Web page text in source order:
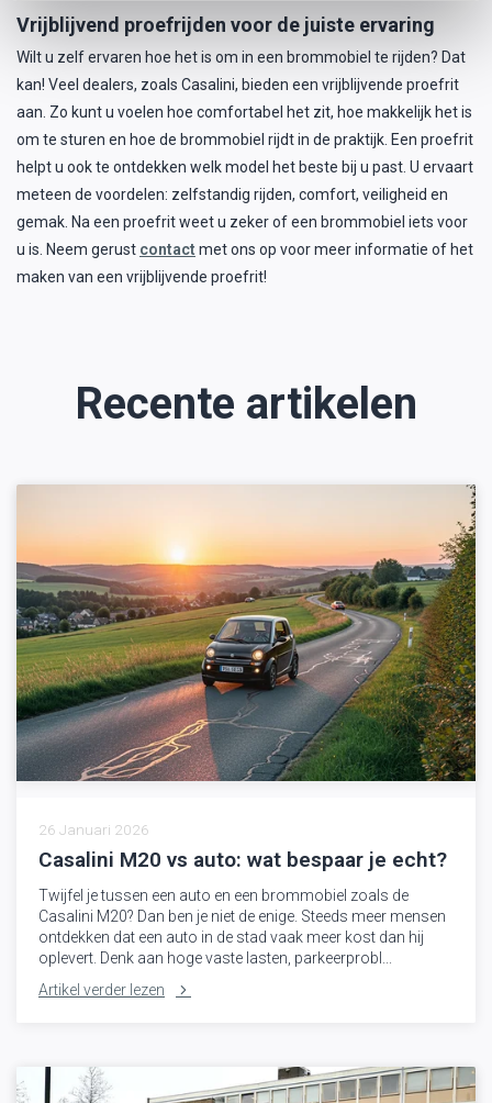
Vrijblijvend proefrijden voor de juiste ervaring
Wilt u zelf ervaren hoe het is om in een brommobiel te rijden? Dat
kan! Veel dealers, zoals Casalini, bieden een vrijblijvende proefrit
aan. Zo kunt u voelen hoe comfortabel het zit, hoe makkelijk het is
om te sturen en hoe de brommobiel rijdt in de praktijk. Een proefrit
helpt u ook te ontdekken welk model het beste bij u past. U ervaart
meteen de voordelen: zelfstandig rijden, comfort, veiligheid en
gemak. Na een proefrit weet u zeker of een brommobiel iets voor
u is. Neem gerust contactmet ons op voor meer informatie of het
maken van een vrijblijvende proefrit!
Recente artikelen
26 Januari 2026
Casalini M20 vs auto: wat bespaar je echt?
Twijfel je tussen een auto en een brommobiel zoals de
Casalini M20? Dan ben je niet de enige. Steeds meer mensen
ontdekken dat een auto in de stad vaak meer kost dan hij
oplevert. Denk aan hoge vaste lasten, parkeerprobl...
Artikel verder lezen